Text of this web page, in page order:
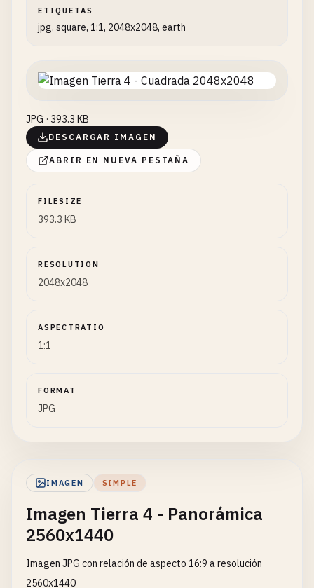
ETIQUETAS
jpg, square, 1:1, 2048x2048, earth
JPG · 393.3 KB
DESCARGAR IMAGEN
ABRIR EN NUEVA PESTAÑA
FILESIZE
393.3 KB
RESOLUTION
2048x2048
ASPECTRATIO
1:1
FORMAT
JPG
IMAGEN SIMPLE
Imagen Tierra 4 - Panorámica
2560x1440
Imagen JPG con relación de aspecto 16:9 a resolución
2560x1440